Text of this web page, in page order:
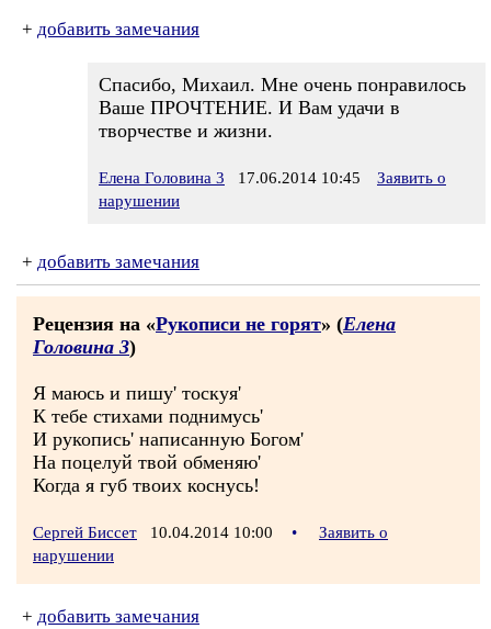
+ добавить замечания
Спасибо, Михаил. Мне очень понравилось
Ваше ПРОЧТЕНИЕ. И Вам удачи в
творчестве и жизни.
Елена Головина 3 17.06.2014 10:45
Заявить о
нарушении
+ добавить замечания
Рецензия на «Рукописи не горят» (Елена
Головина 3)
Я маюсь и пишу' тоскуя'
К тебе стихами поднимусь'
И рукопись' написанную Богом'
На поцелуй твой обменяю'
Когда я губ твоих коснусь!
Сергей Биссет 10.04.2014 10:00 •
Заявить о
нарушении
+ добавить замечания